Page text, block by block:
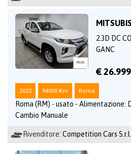
2.3D DC
GANC
€ 26.999
2022 94000 Km Roma
Roma (RM) - usato - Alimentazione:
Cambio Manuale
Rivenditore: Competition Cars S.r.l.